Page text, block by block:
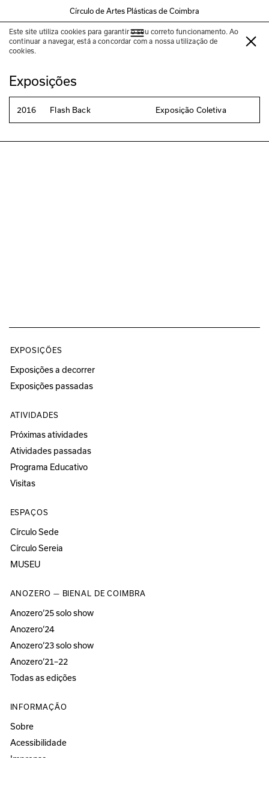
Círculo de Artes Plásticas de Coimbra
Este site utiliza cookies para garantir o seu correto funcionamento. Ao
continuar a navegar, está a concordar com a nossa utilização de
cookies.
Rute Raposo
Exposições
2016 Flash Back Exposição Coletiva
EXPOSIÇÕES
Exposições a decorrer
Exposições passadas
ATIVIDADES
Próximas atividades
Atividades passadas
Programa Educativo
Visitas
ESPAÇOS
Círculo Sede
Círculo Sereia
MUSEU
ANOZERO — BIENAL DE COIMBRA
Anozero‘25 solo show
Anozero‘24
Anozero‘23 solo show
Anozero‘21–22
Todas as edições
INFORMAÇÃO
Sobre
Acessibilidade
Imprensa